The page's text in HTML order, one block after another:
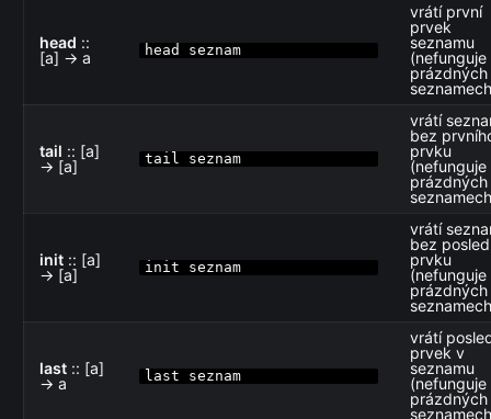
head ::
[a] → a
head seznam
vrátí první
prvek
seznamu
(nefunguje
prázdných
tail :: [a]
→ [a]
tail seznam
vrátí
bez
prvku
(nefunguje
prázdných
init :: [a]
→ [a]
init seznam
vrátí
bez
prvku
(nefunguje
prázdných
last :: [a]
→ a
last seznam
vrátí
prvek v
seznamu
(nefunguje
prázdných